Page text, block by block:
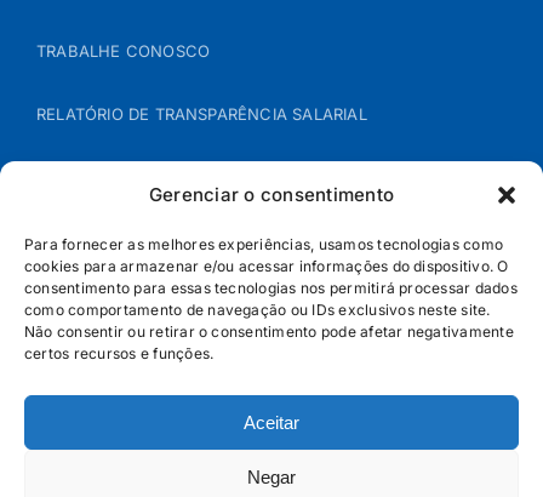
Gerenciar o consentimento
Para fornecer as melhores experiências, usamos tecnologias como
cookies para armazenar e/ou acessar informações do dispositivo. O
consentimento para essas tecnologias nos permitirá processar dados
como comportamento de navegação ou IDs exclusivos neste site.
Não consentir ou retirar o consentimento pode afetar negativamente
certos recursos e funções.
Aceitar
Negar
TRABALHE CONOSCO
RELATÓRIO DE TRANSPARÊNCIA SALARIAL
POLÍTICA DE COOKIES
POLÍTICA DE PRIVACIDADE